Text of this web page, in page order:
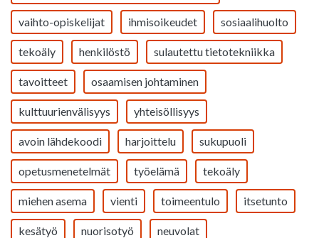
vaihto-opiskelijat ihmisoikeudet sosiaalihuolto
tekoäly henkilöstö sulautettu tietotekniikka
tavoitteet osaamisen johtaminen
kulttuurienvälisyys yhteisöllisyys
avoin lähdekoodi harjoittelu sukupuoli
opetusmenetelmät työelämä tekoäly
miehen asema vienti toimeentulo itsetunto
kesätyö nuorisotyö neuvolat